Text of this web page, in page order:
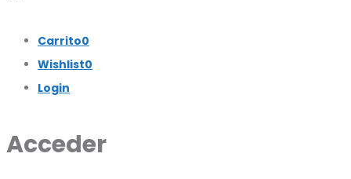
Carrito0
Wishlist0
Login
Acceder